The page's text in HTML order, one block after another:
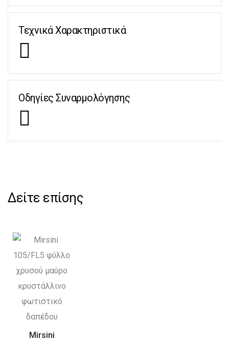
Τεχνικά Χαρακτηριστικά
Οδηγίες Συναρμολόγησης
Δείτε επίσης
Mirsini